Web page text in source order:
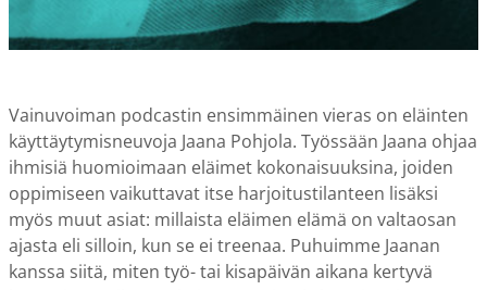
Vainuvoiman podcastin ensimmäinen vieras on eläinten
käyttäytymisneuvoja Jaana Pohjola. Työssään Jaana ohjaa
ihmisiä huomioimaan eläimet kokonaisuuksina, joiden
oppimiseen vaikuttavat itse harjoitustilanteen lisäksi
myös muut asiat: millaista eläimen elämä on valtaosan
ajasta eli silloin, kun se ei treenaa. Puhuimme Jaanan
kanssa siitä, miten työ- tai kisapäivän aikana kertyvä